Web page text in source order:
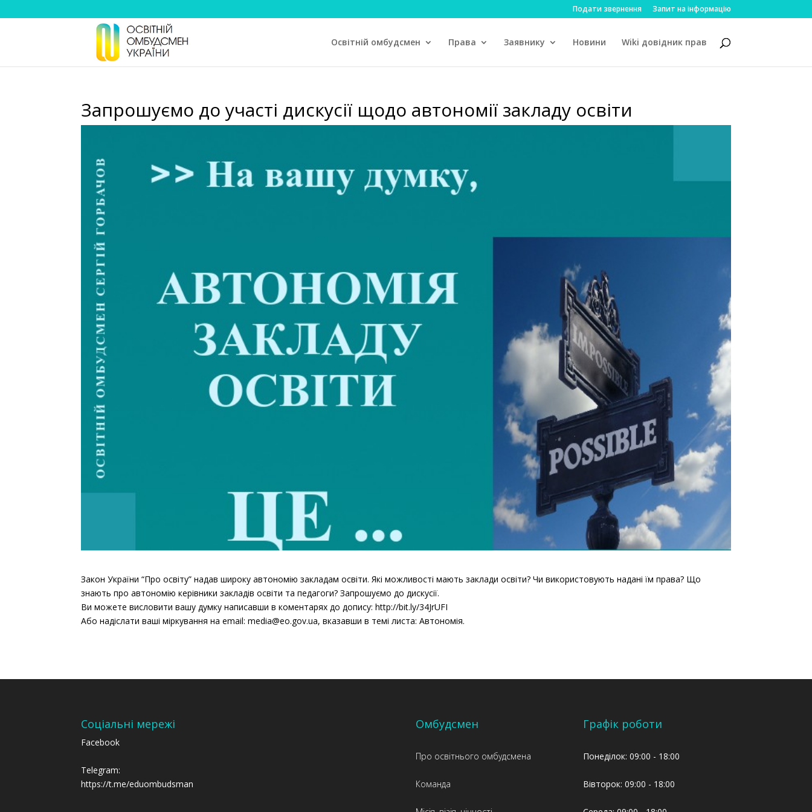
Подати звернення Запит на інформацію
Освітній омбудсмен Права Заявнику Новини Wiki довідник прав
Запрошуємо до участі дискусії щодо автономії закладу освіти
Закон України “Про освіту” надав широку автономію закладам освіти. Які можливості мають заклади освіти? Чи використовують надані їм права? Що
знають про автономію керівники закладів освіти та педагоги? Запрошуємо до дискусії.
Ви можете висловити вашу думку написавши в коментарях до допису: http://bit.ly/34JrUFI
Або надіслати ваші міркування на email: media@eo.gov.ua, вказавши в темі листа: Автономія.
Соціальні мережі
Facebook
Telegram:
https://t.me/eduombudsman
Омбудсмен
Про освітнього омбудсмена
Команда
Графік роботи
Понеділок: 09:00 - 18:00
Вівторок: 09:00 - 18:00